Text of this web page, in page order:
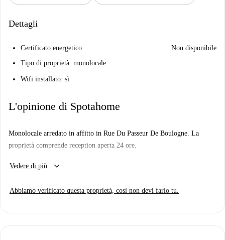
Dettagli
Certificato energetico
Non disponibile
Tipo di proprietà: monolocale
Wifi installato: sì
L'opinione di Spotahome
Monolocale arredato in affitto in Rue Du Passeur De Boulogne. La
proprietà comprende reception aperta 24 ore.
Importante: - Questa proprietà fa parte di un insieme. Ciò significa che
Vedere di più keyboard_arrow_down
Abbiamo verificato questa proprietà, così non devi farlo tu.